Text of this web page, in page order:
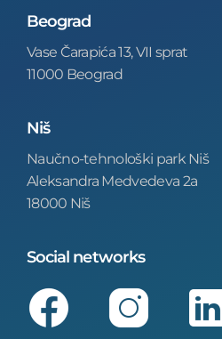
Beograd
Vase Čarapića 13, VII sprat
11000 Beograd
Niš
Naučno-tehnološki park Niš
Aleksandra Medvedeva 2a
18000 Niš
Social networks
Facebook Instagram